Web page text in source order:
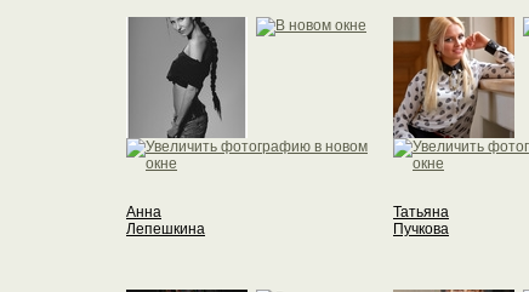
Анна
Лепешкина
Татьяна
Пучкова